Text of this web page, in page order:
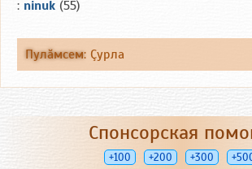
: ninuk (55)
Пулăмсем: Çурла
Спонсорская
+100 +200 +300